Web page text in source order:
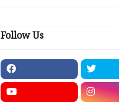
Follow Us